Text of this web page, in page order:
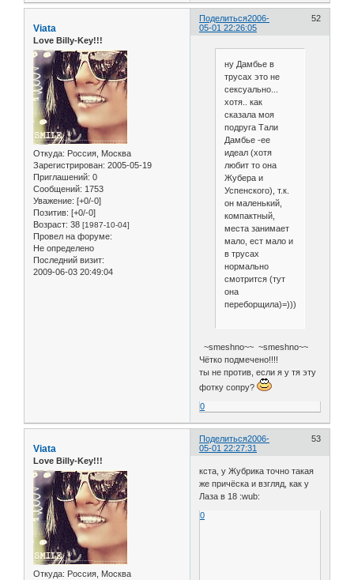
Поделиться 52
2006-
05-01 22:26:05
Viata
Love Billy-Key!!!
Откуда: Россия, Москва
Зарегистрирован: 2005-05-19
Приглашений: 0
Сообщений: 1753
Уважение: [+0/-0]
Позитив: [+0/-0]
Возраст: 38 [1987-10-04]
Провел на форуме:
Не определено
Последний визит:
2009-06-03 20:49:04
ну Дамбье в
трусах это не
сексуально...
хотя.. как
сказала моя
подруга Тали
Дамбье -ее
идеал (хотя
любит то она
Жубера и
Успенского), т.к.
он маленький,
компактный,
места занимает
мало, ест мало и
в трусах
нормально
смотрится (тут
она
переборщила)=)))
~smeshno~~ ~smeshno~~
Чётко подмечено!!!!
ты не против, если я у тя эту
фотку сопру?
0
Поделиться 53
2006-
05-01 22:27:31
Viata
Love Billy-Key!!!
Откуда: Россия, Москва
кста, у Жубрика точно такая
же причёска и взгляд, как у
Лаза в 18 :wub:
0